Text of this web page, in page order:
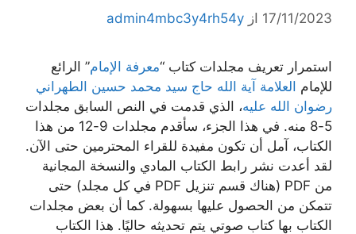
17/11/2023 از admin4mbc3y4rh54y
استمرار تعريف مجلدات كتاب “معرفة الإمام” الرائع
للإمام العلامة آية الله حاج سيد محمد حسين الطهراني
رضوان الله عليه، الذي قدمت في النص السابق مجلدات
5-8 منه. في هذا الجزء، سأقدم مجلدات 9-12 من هذا
الكتاب، آمل أن تكون مفيدة للقراء المحترمين حتى الآن.
لقد أعدت نشر رابط الكتاب المادي والنسخة المجانية
من PDF (هناك قسم تنزيل PDF في كل مجلد) حتى
تتمكن من الحصول عليها بسهولة. كما أن بعض مجلدات
الكتاب بها كتاب صوتي يتم تحديثه حاليًا. هذا الكتاب